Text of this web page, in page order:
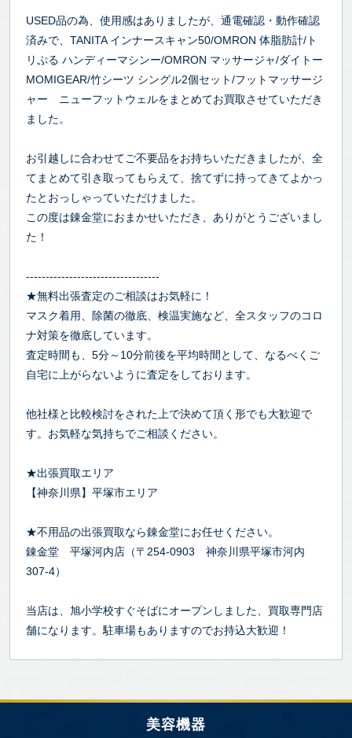
USED品の為、使用感はありましたが、通電確認・動作確認
済みで、TANITA インナースキャン50/OMRON 体脂肪計/ト
リぷる ハンディーマシンー/OMRON マッサージャ/ダイトー
MOMIGEAR/竹シーツ シングル2個セット/フットマッサージ
ャー ニューフットウェルをまとめてお買取させていただき
ました。
お引越しに合わせてご不要品をお持ちいただきましたが、全
てまとめて引き取ってもらえて、捨てずに持ってきてよかっ
たとおっしゃっていただけました。
この度は錬金堂におまかせいただき、ありがとうございまし
た！
----------------------------------
★無料出張査定のご相談はお気軽に！
マスク着用、除菌の徹底、検温実施など、全スタッフのコロ
ナ対策を徹底しています。
査定時間も、5分～10分前後を平均時間として、なるべくご
自宅に上がらないように査定をしております。
他社様と比較検討をされた上で決めて頂く形でも大歓迎で
す。お気軽な気持ちでご相談ください。
★出張買取エリア
【神奈川県】平塚市エリア
★不用品の出張買取なら錬金堂にお任せください。
錬金堂 平塚河内店（〒254-0903 神奈川県平塚市河内
307-4）
当店は、旭小学校すぐそばにオープンしました、買取専門店
舗になります。駐車場もありますのでお持込大歓迎！
美容機器